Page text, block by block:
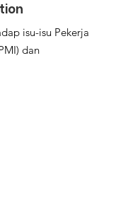
isu-isu Pekerja
dan